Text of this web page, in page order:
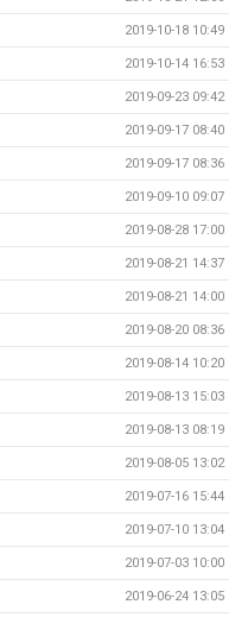
2019-10-18 10:49
2019-10-14 16:53
2019-09-23 09:42
2019-09-17 08:40
2019-09-17 08:36
2019-09-10 09:07
2019-08-28 17:00
2019-08-21 14:37
2019-08-21 14:00
2019-08-20 08:36
2019-08-14 10:20
2019-08-13 15:03
2019-08-13 08:19
2019-08-05 13:02
2019-07-16 15:44
2019-07-10 13:04
2019-07-03 10:00
2019-06-24 13:05